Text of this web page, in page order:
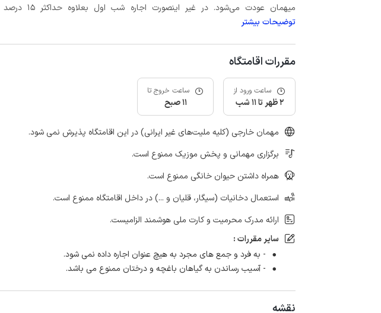
میهمان عودت می‌شود. در غیر اینصورت اجاره شب اول بعلاوه حداکثر 15 درصد شب‌های باقیمانده کسر می‌شود.
توضیحات بیشتر
مقررات اقامتگاه
ساعت ورود از
2 ظهر تا 11 شب
ساعت خروج تا
11 صبح
مهمان خارجی (کلیه ملیت‌های غیر ایرانی) در این اقامتگاه پذیرش نمی شود.
برگزاری مهمانی و پخش موزیک ممنوع است.
همراه داشتن حیوان خانگی ممنوع است.
استعمال دخانیات (سیگار، قلیان و ...) در داخل اقامتگاه ممنوع است.
ارائه مدرک محرمیت و کارت ملی هوشمند الزامیست.
سایر مقررات :
- به فرد و جمع های مجرد به هیچ عنوان اجاره داده نمی شود.
- آسیب رساندن به گیاهان باغچه و درختان ممنوع می باشد.
نقشه